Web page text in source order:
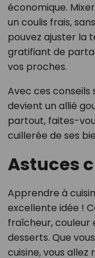
économique.
un coulis frais,
pouvez ajuster la
gratifiant de
vos proches.
Avec ces conseils
devient un allié
partout, faites-
cuillerée de ses
Astuces
Apprendre à
excellente idée !
fraîcheur, couleur
desserts. Que
cuisine, vous